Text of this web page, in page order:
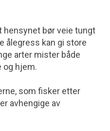
hensynet bør veie tungt
åle­gress kan gi store
arter mister både
og hjem.
som fisker etter
avhengige av